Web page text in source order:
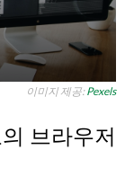
이미지 제공:Pexels
브라우저